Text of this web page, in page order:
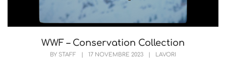
WWF – Conservation Collection
BY STAFF 17 NOVEMBRE 2023 LAVORI